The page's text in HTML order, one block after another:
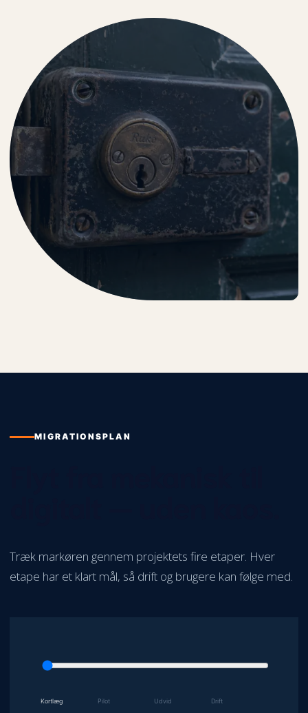
MIGRATIONSPLAN
Træk markøren gennem projektets fire etaper. Hver
etape har et klart mål, så drift og brugere kan følge med.
Kortlæg Pilot Udvid Drift